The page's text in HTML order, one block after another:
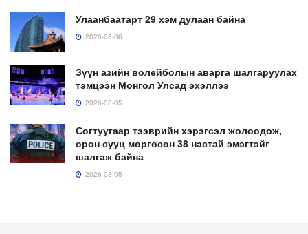
Улаанбаатарт 29 хэм дулаан байна
2026-08-06
Зүүн азийн волейболын аварга шалгаруулах
тэмцээн Монгол Улсад эхэллээ
2026-08-05
Согтуугаар тээврийн хэрэгсэл жолоодож,
орон сууц мөргөсөн 38 настай эмэгтэйг
шалгаж байна
2026-08-05